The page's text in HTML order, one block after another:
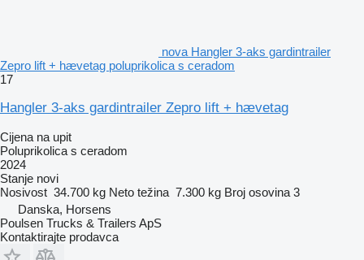
nova Hangler 3-aks gardintrailer
Zepro lift + hævetag poluprikolica s ceradom
17
Hangler 3-aks gardintrailer Zepro lift + hævetag
Cijena na upit
Poluprikolica s ceradom
2024
Stanje novi
Nosivost 34.700 kg Neto težina 7.300 kg Broj osovina 3
Danska, Horsens
Poulsen Trucks & Trailers ApS
Kontaktirajte prodavca